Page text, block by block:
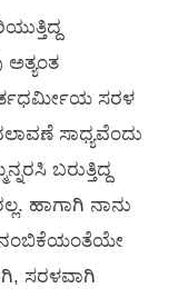
ಅತ್ಯಂತ
ಸರಳ
ಸಾಧ್ಯವೆಂದು
ಬರುತ್ತಿದ್ದ
ಹಾಗಾಗಿ ನಾನು
ನಂಬಿಕೆಯಂತೆಯೇ
ಸರಳವಾಗಿ